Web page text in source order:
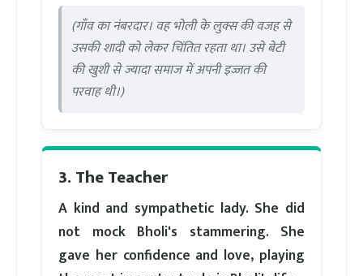
(गाँव का नंबरदार। वह भोली के लुक्स की वजह से
उसकी शादी को लेकर चिंतित रहता था। उसे बेटी
की खुशी से ज्यादा समाज में अपनी इज्जत की
परवाह थी।)
3. The Teacher
A kind and sympathetic lady. She did
not mock Bholi's stammering. She
gave her confidence and love, playing